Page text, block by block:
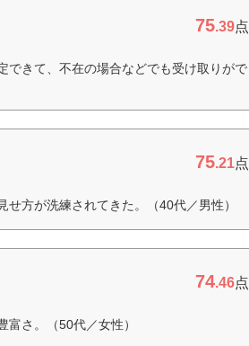
75.39点
できて、不在の場合などでも受け取りがで
75.21点
方が洗練されてきた。（40代／男性）
74.46点
さ。（50代／女性）